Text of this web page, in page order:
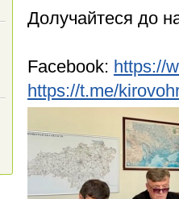
Долучайтеся до
Facebook: https://
https://t.me/